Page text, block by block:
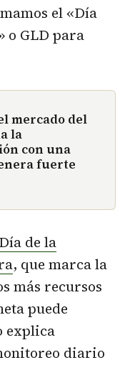
el «Día
o GLD para
mercado del
la
con una
fuerte
Día de la
, que marca la
más recursos
puede
explica
diario